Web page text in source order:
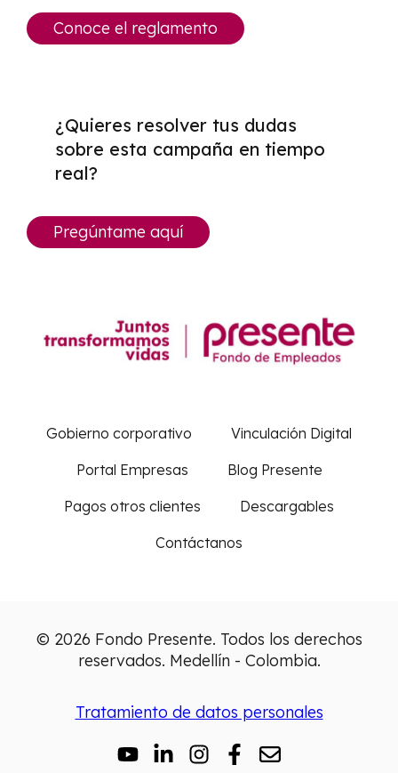
Conoce el reglamento
¿Quieres resolver tus dudas
sobre esta campaña en tiempo
real?
Pregúntame aquí
Gobierno corporativo Vinculación Digital
Portal Empresas Blog Presente
Pagos otros clientes Descargables
Contáctanos
© 2026 Fondo Presente. Todos los derechos
reservados. Medellín - Colombia.
Tratamiento de datos personales